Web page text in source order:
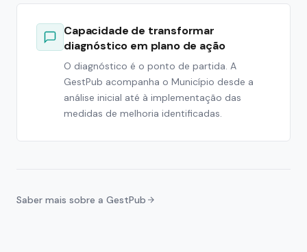
Capacidade de transformar
diagnóstico em plano de ação
O diagnóstico é o ponto de partida. A
GestPub acompanha o Município desde a
análise inicial até à implementação das
medidas de melhoria identificadas.
Saber mais sobre a GestPub